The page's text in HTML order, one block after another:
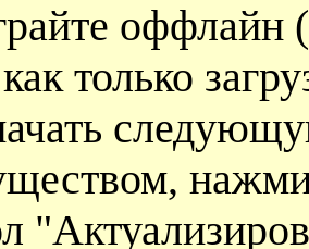
оффлайн
как только